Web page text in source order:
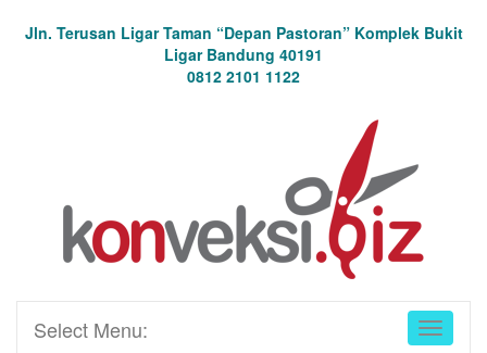
Jln. Terusan Ligar Taman “Depan Pastoran” Komplek Bukit
Ligar Bandung 40191
0812 2101 1122
Select Menu: